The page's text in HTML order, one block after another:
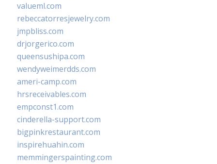
valueml.com
rebeccatorresjewelry.com
jmpbliss.com
drjorgerico.com
queensushipa.com
wendyweimerdds.com
ameri-camp.com
hrsreceivables.com
empconst1.com
cinderella-support.com
bigpinkrestaurant.com
inspirehuahin.com
memmingerspainting.com